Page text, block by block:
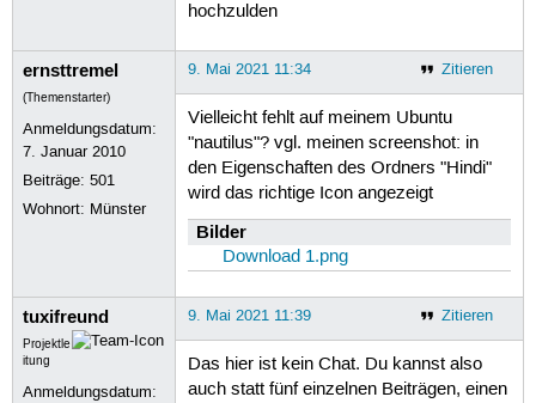
hochzulden
ernsttremel
(Themenstarter)
Anmeldungsdatum:
7. Januar 2010
Beiträge:501
Wohnort: Münster
Zitieren
9. Mai 2021 11:34
Vielleicht fehlt auf meinem Ubuntu
"nautilus"? vgl. meinen screenshot: in
den Eigenschaften des Ordners "Hindi"
wird das richtige Icon angezeigt
Bilder
Download 1.png
tuxifreund
Projektle
itung
Anmeldungsdatum:
Zitieren
9. Mai 2021 11:39
Das hier ist kein Chat. Du kannst also
auch statt fünf einzelnen Beiträgen, einen